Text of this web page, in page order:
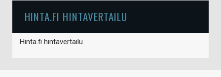
HINTA.FI HINTAVERTAILU
Hinta.fi hintavertailu